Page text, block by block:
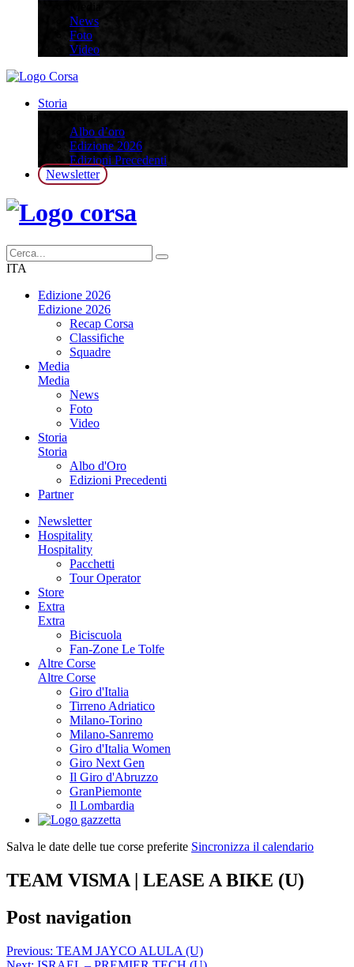
News
Foto
Video
Storia
Albo d’oro
Edizione 2026
Edizioni Precedenti
Newsletter
ITA
Edizione 2026
Edizione 2026
Recap Corsa
Classifiche
Squadre
Media
Media
News
Foto
Video
Storia
Storia
Albo d'Oro
Edizioni Precedenti
Partner
Newsletter
Hospitality
Hospitality
Pacchetti
Tour Operator
Store
Extra
Extra
Biciscuola
Fan-Zone Le Tolfe
Altre Corse
Altre Corse
Giro d'Italia
Tirreno Adriatico
Milano-Torino
Milano-Sanremo
Giro d'Italia Women
Giro Next Gen
Il Giro d'Abruzzo
GranPiemonte
Il Lombardia
Salva le date delle tue corse preferite Sincronizza il calendario
TEAM VISMA | LEASE A BIKE (U)
Post navigation
Previous: TEAM JAYCO ALULA (U)